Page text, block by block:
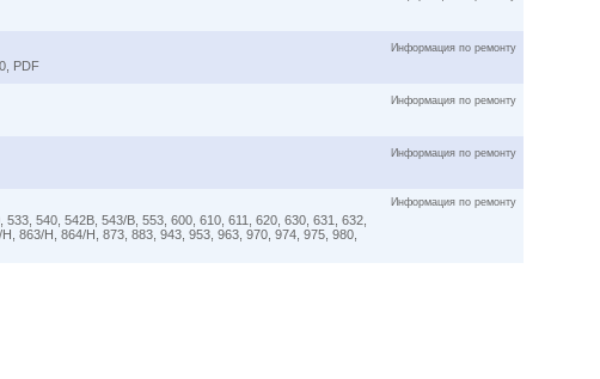
PDF
Информация по ремонту
Информация по ремонту
Информация по ремонту
540, 542B, 543/B, 553, 600, 610, 611, 620, 630, 631, 632,
863/H, 864/H, 873, 883, 943, 953, 963, 970, 974, 975, 980,
Информация по ремонту